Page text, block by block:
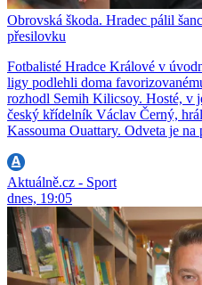
Obrovská škoda. Hradec pálil
přesilovku
Fotbalisté Hradce Králové v
ligy podlehli doma
rozhodl Semih Kilicsoy. Hosté, v
český křídelník Václav Černý,
Kassouma Ouattary. Odveta je
Aktuálně.cz - Sport
dnes, 19:05